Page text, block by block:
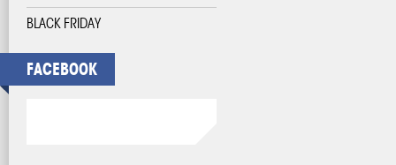
BLACK FRIDAY
FACEBOOK